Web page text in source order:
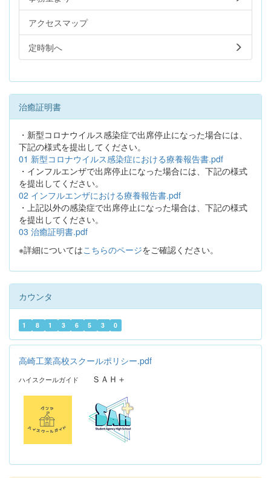
アクセスマップ
定時制へ
治癒証明書
・新型コロナウイルス感染症で出席停止になった場合には、
下記の様式を提出してください。
01 新型コロナウイルス感染症における療養報告書.pdf
・インフルエンザで出席停止になった場合には、下記の様式
を提出してください。
02 インフルエンザにおける療養報告書.pdf
・上記以外の感染症で出席停止になった場合は、下記の様式
を提出してください。
03 治癒証明書.pdf
※詳細についてはこちらのページをご確認ください。
カウンタ
1 8 1 3 6 5 3 0
高崎工業高校スクールポリシー.pdf
ハイスクールガイド ＳＡＨ＋